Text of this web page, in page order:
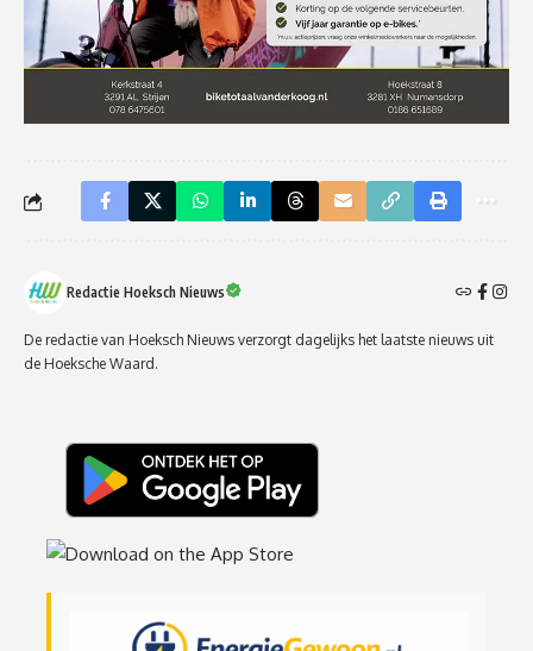
Redactie Hoeksch Nieuws
De redactie van Hoeksch Nieuws verzorgt dagelijks het laatste nieuws uit
de Hoeksche Waard.